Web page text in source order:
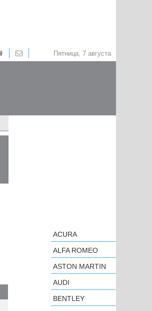
Пятница, 7 августа
ACURA
ALFA ROMEO
ASTON MARTIN
AUDI
BENTLEY